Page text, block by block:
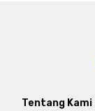
Tentang Kami